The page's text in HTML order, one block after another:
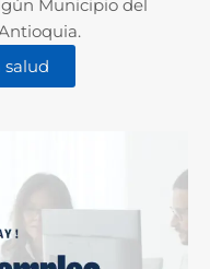
Municipio del
salud